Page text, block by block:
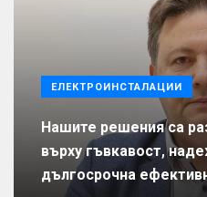
ЕЛЕКТРОИНСТАЛАЦИИ
Нашите решения са
върху гъвкавост,
дългосрочна